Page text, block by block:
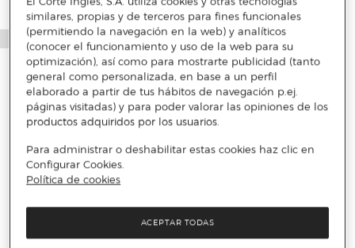
similares, propias y de terceros para fines funcionales
(permitiendo la navegación en la web) y analíticos
(conocer el funcionamiento y uso de la web para su
optimización), así como para mostrarte publicidad (tanto
general como personalizada, en base a un perfil
elaborado a partir de tus hábitos de navegación p.ej.
páginas visitadas) y para poder valorar las opiniones de los
productos adquiridos por los usuarios.
Para administrar o deshabilitar estas cookies haz clic en
Configurar Cookies.
Política de cookies
ACEPTAR TODAS